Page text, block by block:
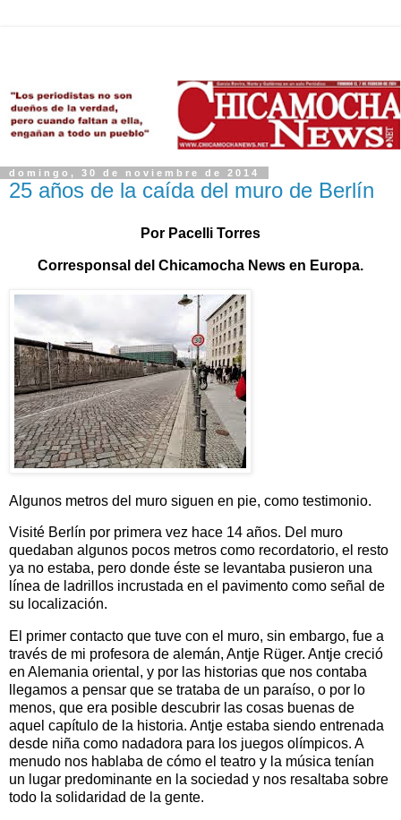
domingo, 30 de noviembre de 2014
25 años de la caída del muro de Berlín
Por Pacelli Torres
Corresponsal del Chicamocha News en Europa.
​Algunos metros del muro siguen en pie, como testimonio.
Visité Berlín por primera vez hace 14 años. Del muro
quedaban algunos pocos metros como recordatorio, el resto
ya no estaba, pero donde éste se levantaba pusieron una
línea de ladrillos incrustada en el pavimento como señal de
su localización.
El primer contacto que tuve con el muro, sin embargo, fue a
través de mi profesora de alemán, Antje Rüger. Antje creció
en Alemania oriental, y por las historias que nos contaba
llegamos a pensar que se trataba de un paraíso, o por lo
menos, que era posible descubrir las cosas buenas de
aquel capítulo de la historia. Antje estaba siendo entrenada
desde niña como nadadora para los juegos olímpicos. A
menudo nos hablaba de cómo el teatro y la música tenían
un lugar predominante en la sociedad y nos resaltaba sobre
todo la solidaridad de la gente.